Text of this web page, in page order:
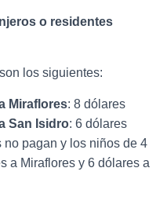
o residentes
son los siguientes:
Miraflores: 8 dólares
San Isidro: 6 dólares
no pagan y los niños de 4
a Miraflores y 6 dólares a